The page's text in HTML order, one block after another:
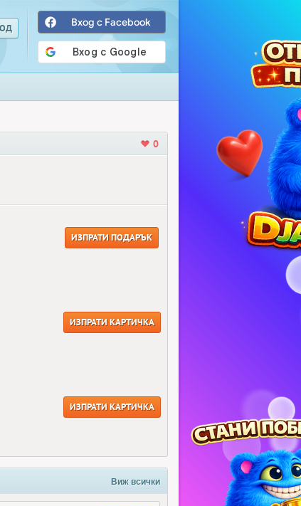
Вход с Facebook
0
ИЗПРАТИ ПОДАРЪК
ИЗПРАТИ КАРТИЧКА
ИЗПРАТИ КАРТИЧКА
Виж всички